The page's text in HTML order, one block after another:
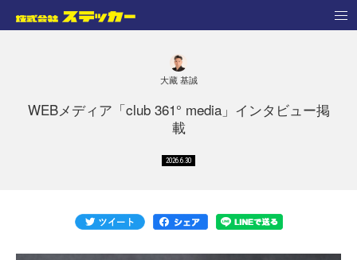
大藏 基誠
WEBメディア「club 361° media」インタビュー掲
載
2026.6.30